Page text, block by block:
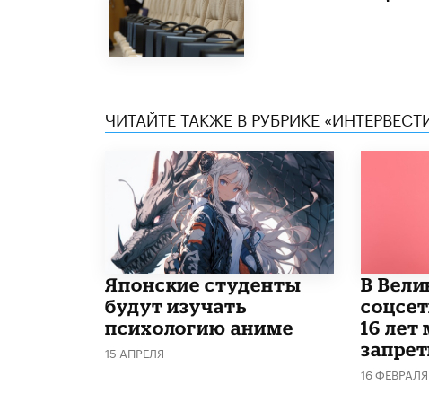
ЧИТАЙТЕ ТАКЖЕ В РУБРИКЕ
Японские студенты
будут изучать
психологию аниме
15 АПРЕЛЯ
В
16 лет
16 ФЕВРАЛЯ